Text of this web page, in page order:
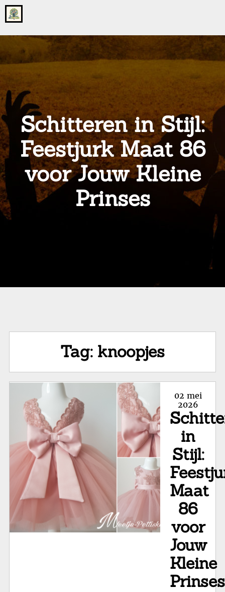
Go
to
home
onsgrotegezin.nl
Schitteren in Stijl:
Feestjurk Maat 86
voor Jouw Kleine
Prinses
Tag: knoopjes
Posted
on
02 mei
2026
in
Stijl:
Maat
86
voor
Jouw
Kleine
Prinses